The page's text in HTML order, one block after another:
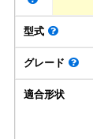
型式
グレード
適合形状